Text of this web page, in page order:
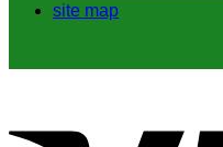
site map